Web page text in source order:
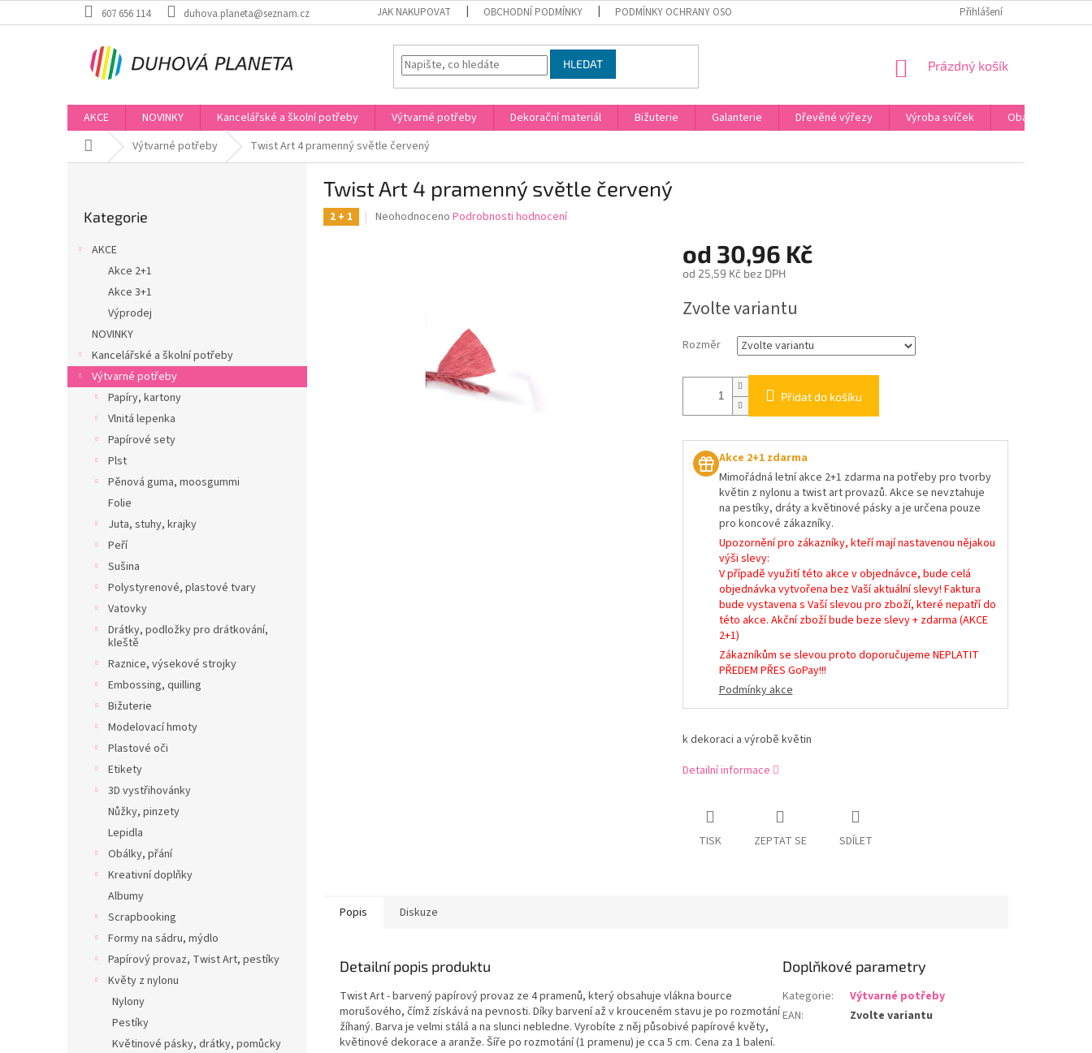
na
607 656 114 duhova.planeta@seznam.cz JAK NAKUPOVAT OBCHODNÍ PODMÍNKY PODMÍNKY OCHRANY OSOBNÍCH ÚDAJŮ UPLATNĚNÍ REKLAMACE
Přihlášení
HLEDAT
NÁKUPNÍ
Prázdný košík
AKCE NOVINKY Kancelářské a školní potřeby Výtvarné potřeby Dekorační materiál Bižuterie Galanterie Dřevěné výřezy Výroba svíček
Obalový materiál
Domů Výtvarné potřeby Twist Art 4 pramenný světle červený
n
e
kategorie
Kategorie
AKCE
Akce 2+1
Akce 3+1
Výprodej
NOVINKY
Kancelářské a školní potřeby
Výtvarné potřeby
Papíry, kartony
Vlnitá lepenka
Papírové sety
Plst
Pěnová guma, moosgummi
Folie
Juta, stuhy, krajky
Peří
Sušina
Polystyrenové, plastové tvary
Vatovky
Drátky, podložky pro drátkování,
kleště
Raznice, výsekové strojky
Embossing, quilling
Bižuterie
Modelovací hmoty
Plastové oči
Etikety
3D vystřihovánky
Nůžky, pinzety
Lepidla
Obálky, přání
Kreativní doplňky
Albumy
Scrapbooking
Formy na sádru, mýdlo
Papírový provaz, Twist Art, pestíky
Květy z nylonu
Nylony
Pestíky
Květinové pásky, drátky, pomůcky
Twist Art 4 pramenný světle červený
2 + 1
Průměrné
Neohodnoceno Podrobnosti hodnocení
od 30,96 Kč
od 25,59 Kčbez DPH
cena:
Zvolte variantu
Rozměr
Přidat do košíku
Akce 2+1 zdarma
Mimořádná letní akce 2+1 zdarma na potřeby pro tvorby
květin z nylonu a twist art provazů. Akce se nevztahuje
na pestíky, dráty a květinové pásky a je určena pouze
pro koncové zákazníky.
Upozornění pro zákazníky, kteří mají nastavenou nějakou
výši slevy:
V případě využití této akce v objednávce, bude celá
objednávka vytvořena bez Vaší aktuální slevy! Faktura
bude vystavena s Vaší slevou pro zboží, které nepatří do
této akce. Akční zboží bude beze slevy + zdarma (AKCE
2+1)
Zákazníkům se slevou proto doporučujeme NEPLATIT
PŘEDEM PŘES GoPay!!!
Podmínky akce
k dekoraci a výrobě květin
Detailní informace
TISK ZEPTAT SE SDÍLET
Popis Diskuze
Detailní popis produktu
Twist Art - barvený papírový provaz ze 4 pramenů, který obsahuje vlákna bource
morušového, čímž získává na pevnosti. Díky barvení až v krouceném stavu je po rozmotání
žíhaný. Barva je velmi stálá a na slunci nebledne. Vyrobíte z něj působivé papírové květy,
květinové dekorace a aranže. Šíře po rozmotání (1 pramenu) je cca 5 cm. Cena za 1 balení.
Doplňkové parametry
Kategorie:
Výtvarné potřeby
EAN: Zvolte variantu